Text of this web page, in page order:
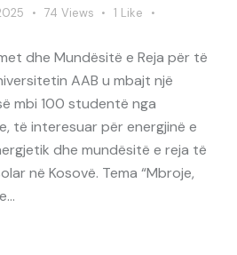
74 Views 1 Like
dhe Mundësitë e Reja për të
AAB u mbajt një
mbi 100 studentë nga
të interesuar për energjinë e
dhe mundësitë e reja të
në Kosovë. Tema “Mbroje,